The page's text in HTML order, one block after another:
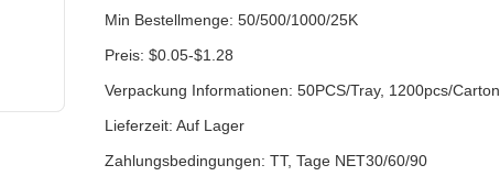
Min Bestellmenge: 50/500/1000/25K
Preis: $0.05-$1.28
Verpackung Informationen: 50PCS/Tray, 1200pcs/Carton
Lieferzeit: Auf Lager
Zahlungsbedingungen: TT, Tage NET30/60/90